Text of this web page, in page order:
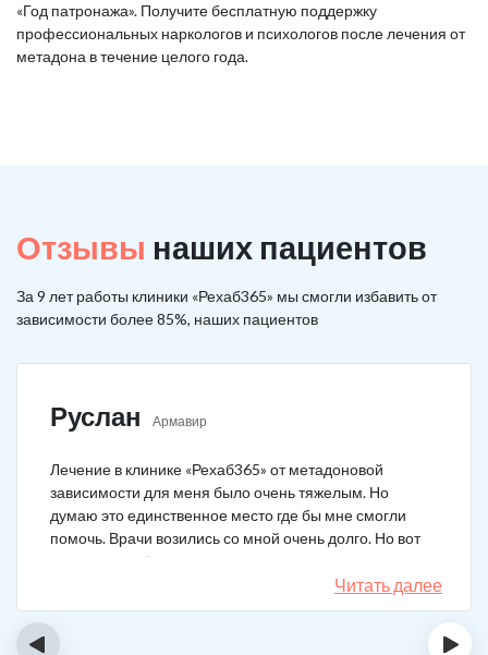
«Год патронажа». Получите бесплатную поддержку
профессиональных наркологов и психологов после лечения от
метадона в течение целого года.
Отзывы наших пациентов
За 9 лет работы клиники «Рехаб365» мы смогли избавить от
зависимости более 85%, наших пациентов
Руслан Армавир
Лечение в клинике «Рехаб365» от метадоновой
зависимости для меня было очень тяжелым. Но
думаю это единственное место где бы мне смогли
помочь. Врачи возились со мной очень долго. Но вот
теперь я уже 5 месяцев не принимаю наркотики.
Читать далее
‹ ›